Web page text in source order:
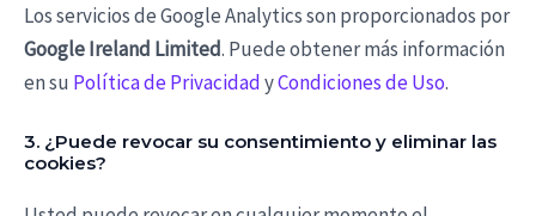
Los servicios de Google Analytics son proporcionados por
Google Ireland Limited. Puede obtener más información
en su Política de PrivacidadyCondiciones de Uso.
3. ¿Puede revocar su consentimiento y eliminar las
cookies?